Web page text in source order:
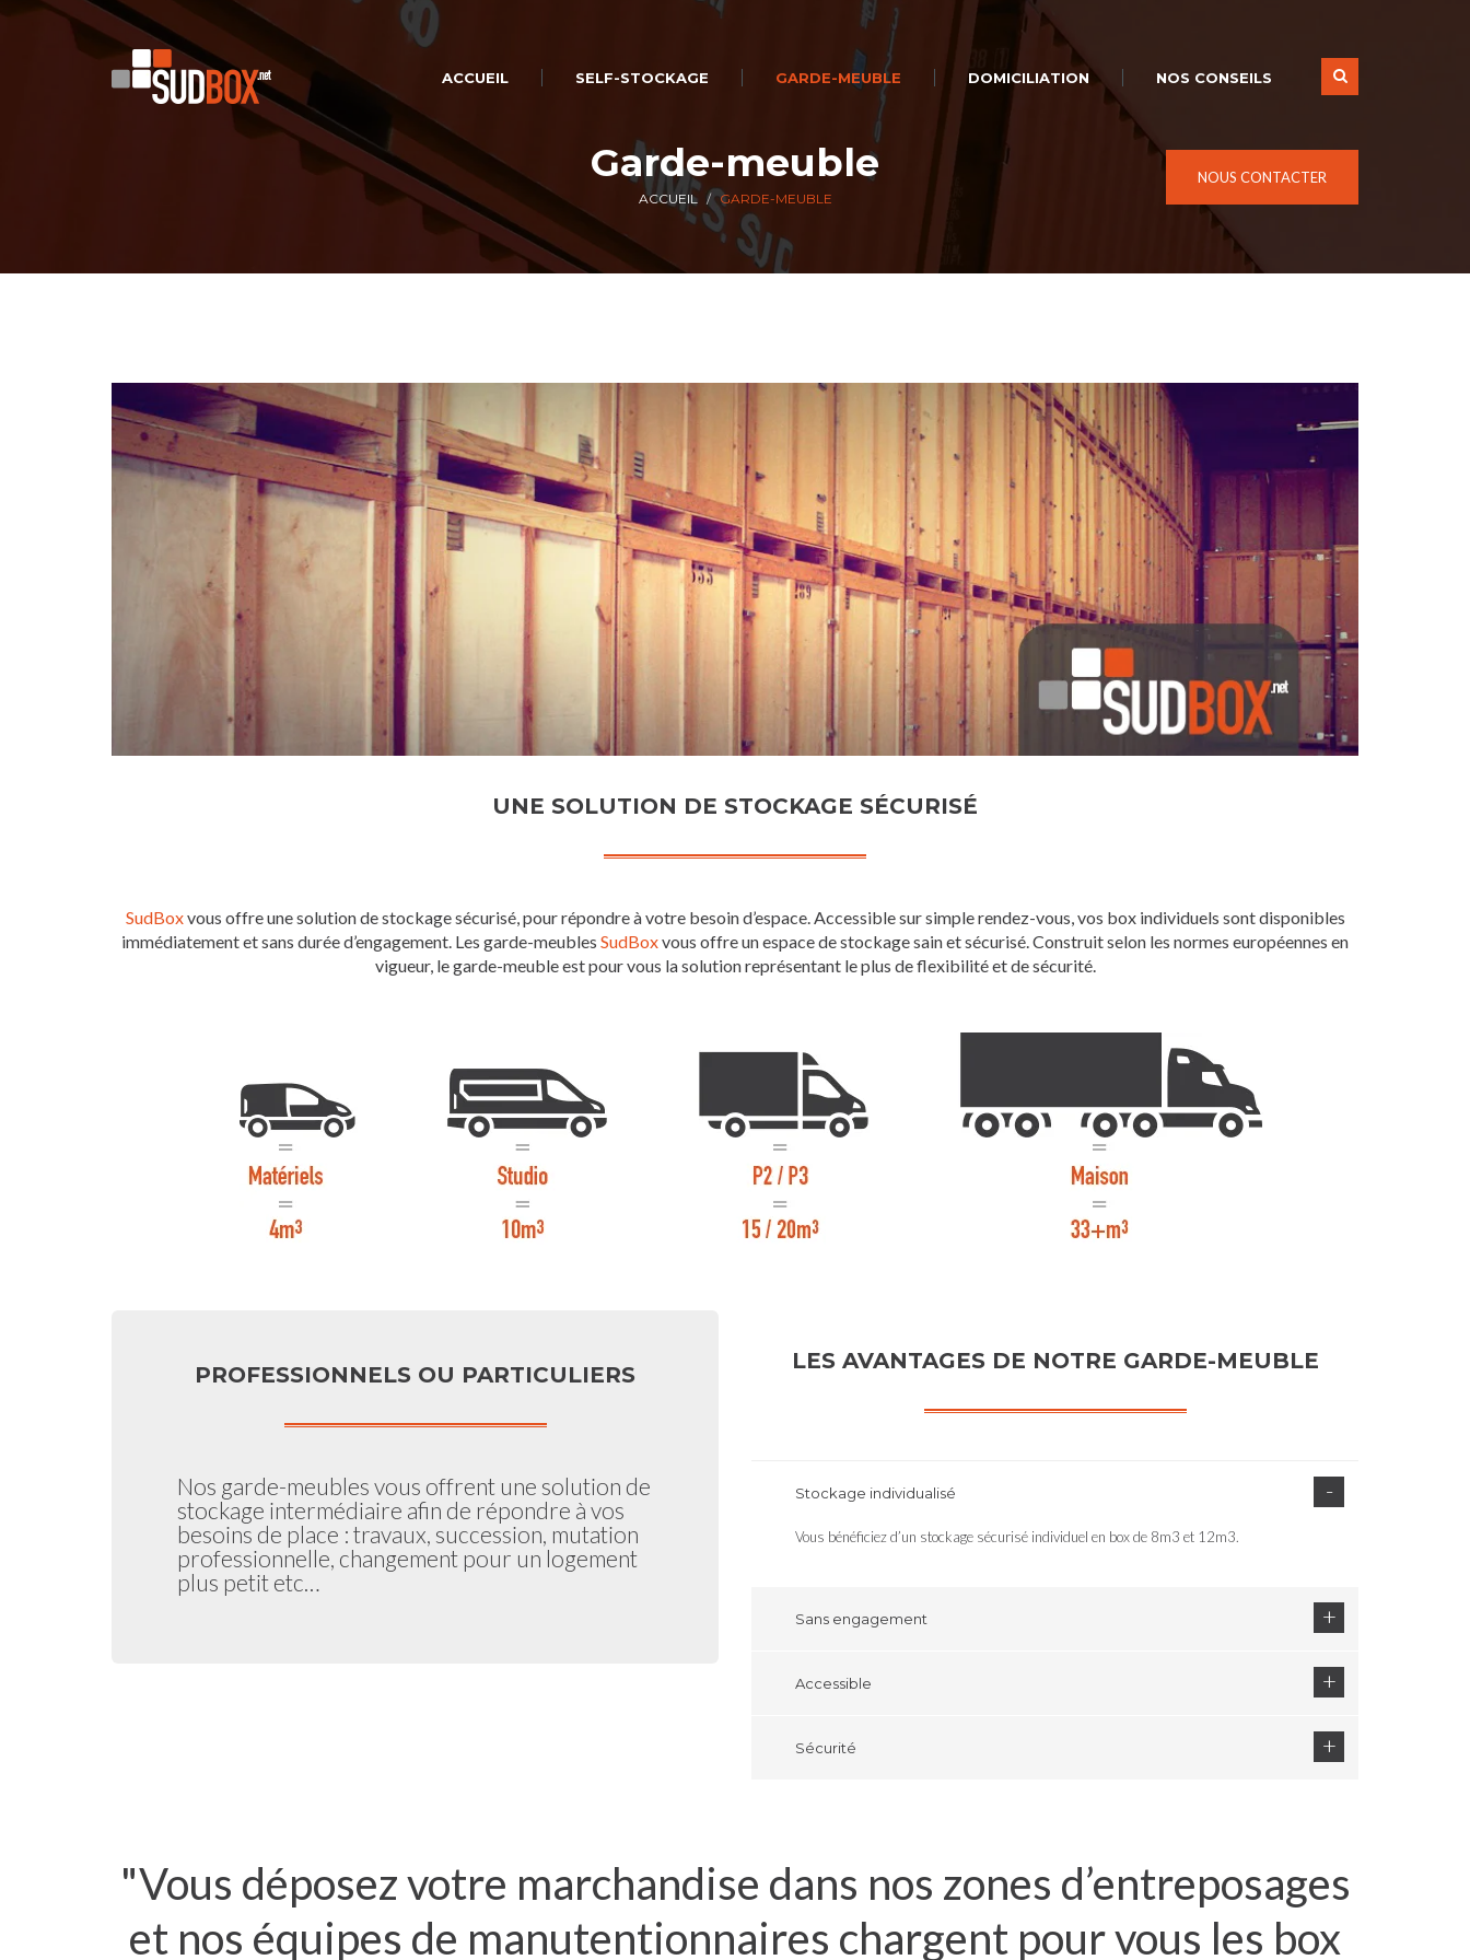
ACCUEIL SELF-STOCKAGE GARDE-MEUBLE DOMICILIATION NOS CONSEILS
Garde-meuble
ACCUEIL GARDE-MEUBLE
NOUS CONTACTER
UNE SOLUTION DE STOCKAGE SÉCURISÉ
SudBoxvous offre une solution de stockage sécurisé, pour répondre à votre besoin d’espace. Accessible sur simple rendez-vous, vos box individuels sont disponibles
immédiatement et sans durée d’engagement. Les garde-meubles SudBoxvous offre un espace de stockage sain et sécurisé. Construit selon les normes européennes en
vigueur, le garde-meuble est pour vous la solution représentant le plus de flexibilité et de sécurité.
PROFESSIONNELS OU PARTICULIERS
Nos garde-meubles vous offrent une solution de
stockage intermédiaire afin de répondre à vos
besoins de place : travaux, succession, mutation
professionnelle, changement pour un logement
plus petit etc…
LES AVANTAGES DE NOTRE GARDE-MEUBLE
Stockage individualisé
Vous bénéficiez d’un stockage sécurisé individuel en box de 8m3 et 12m3.
Sans engagement
Accessible
Sécurité
"Vous déposez votre marchandise dans nos zones d’entreposages
et nos équipes de manutentionnaires chargent pour vous les box